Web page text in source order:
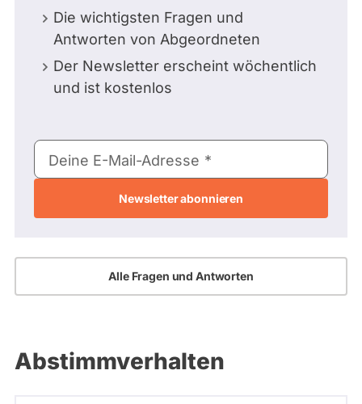
Die wichtigsten Fragen und
Antworten von Abgeordneten
Der Newsletter erscheint wöchentlich
und ist kostenlos
E-
Mail-
Deine E-Mail-Adresse
Alle Fragen und Antworten
Abstimmverhalten